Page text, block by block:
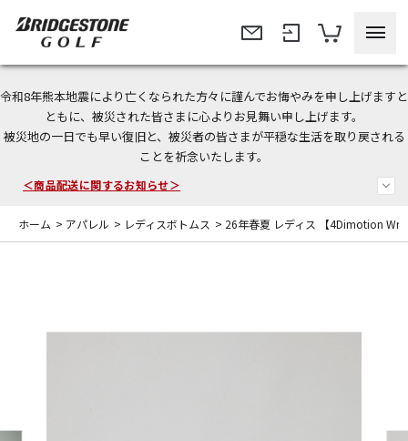
令和8年熊本地震により亡くなられた方々に謹んでお悔やみを申し上げますと
ともに、被災された皆さまに心よりお見舞い申し上げます。
被災地の一日でも早い復旧と、被災者の皆さまが平穏な生活を取り戻される
ことを祈念いたします。
今なら新規会員登録で1,000円OFFクーポンプレゼント！
＜商品配送に関するお知らせ＞
＜夏季休暇中のご注文・発送・お問い合わせ＞
ホーム > アパレル > レディスボトムス > 26年春夏 レディス 【4Dimotion